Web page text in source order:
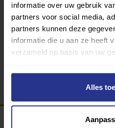
informatie over uw gebruik
partners voor social media,
partners kunnen deze
informatie die u aan ze heeft
verzameld op basis van uw
Alles
Zwemmen
Sportcomplex Hoornse Vaart